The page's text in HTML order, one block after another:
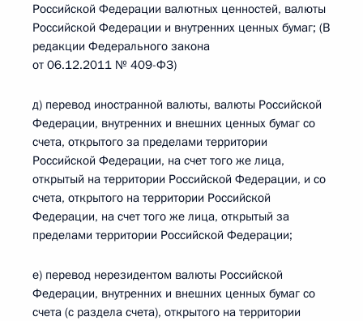
Российской Федерации валютных ценностей, валюты
Российской Федерации и внутренних ценных бумаг; (В
редакции Федерального закона
от 06.12.2011 № 409-ФЗ)
д) перевод иностранной валюты, валюты Российской
Федерации, внутренних и внешних ценных бумаг со
счета, открытого за пределами территории
Российской Федерации, на счет того же лица,
открытый на территории Российской Федерации, и со
счета, открытого на территории Российской
Федерации, на счет того же лица, открытый за
пределами территории Российской Федерации;
е) перевод нерезидентом валюты Российской
Федерации, внутренних и внешних ценных бумаг со
счета (с раздела счета), открытого на территории